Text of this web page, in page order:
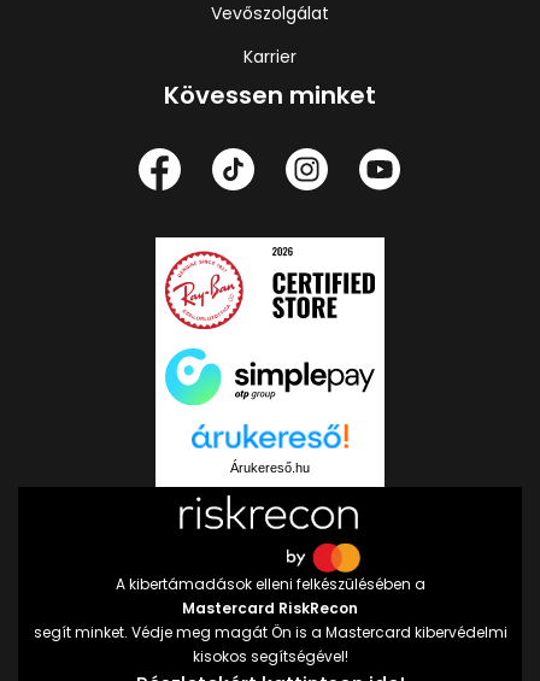
Vevőszolgálat
Karrier
Kövessen minket
Árukereső.hu
A kibertámadások elleni felkészülésében a
Mastercard RiskRecon
segít minket. Védje meg magát Ön is a Mastercard kibervédelmi
kisokos segítségével!